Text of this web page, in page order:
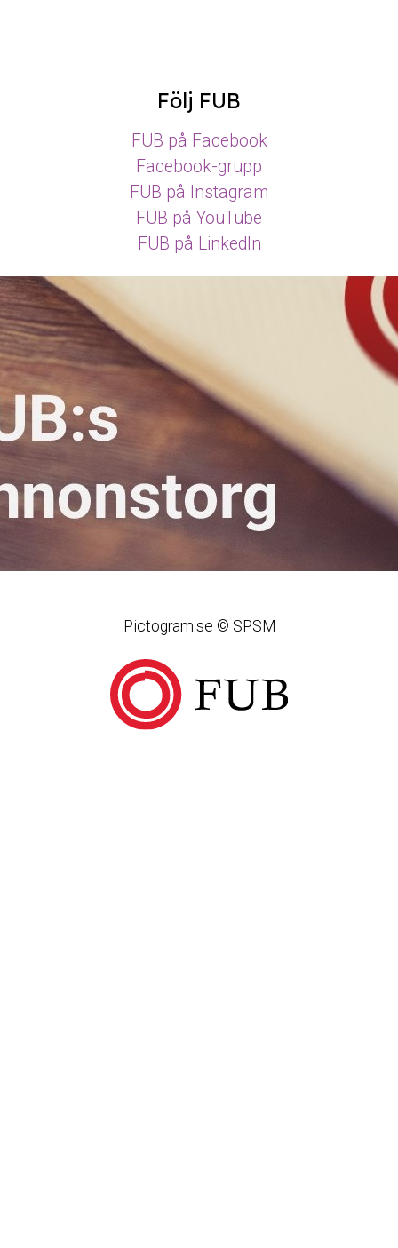
Följ FUB
FUB på Facebook
Facebook-grupp
FUB på Instagram
FUB på YouTube
FUB på LinkedIn
Pictogram.se © SPSM